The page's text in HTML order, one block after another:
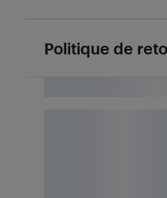
Politique de